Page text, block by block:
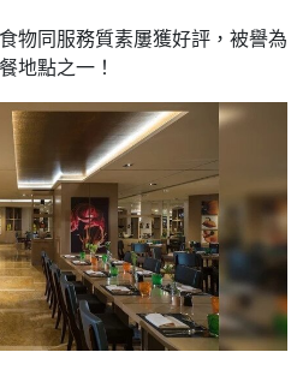
物同服務質素屢獲好評，被譽為
地點之一！